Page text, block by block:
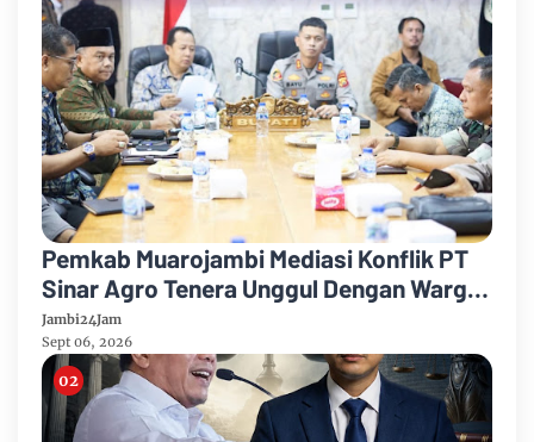
Pemkab Muarojambi Mediasi Konflik PT
Sinar Agro Tenera Unggul Dengan Warga
Sipin Teluk Duren
Jambi24Jam
Sept 06, 2026